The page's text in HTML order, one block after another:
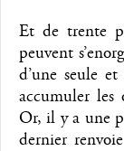
Et de trente
peuvent
d’une seule
accumuler les
Or, il y a une
dernier